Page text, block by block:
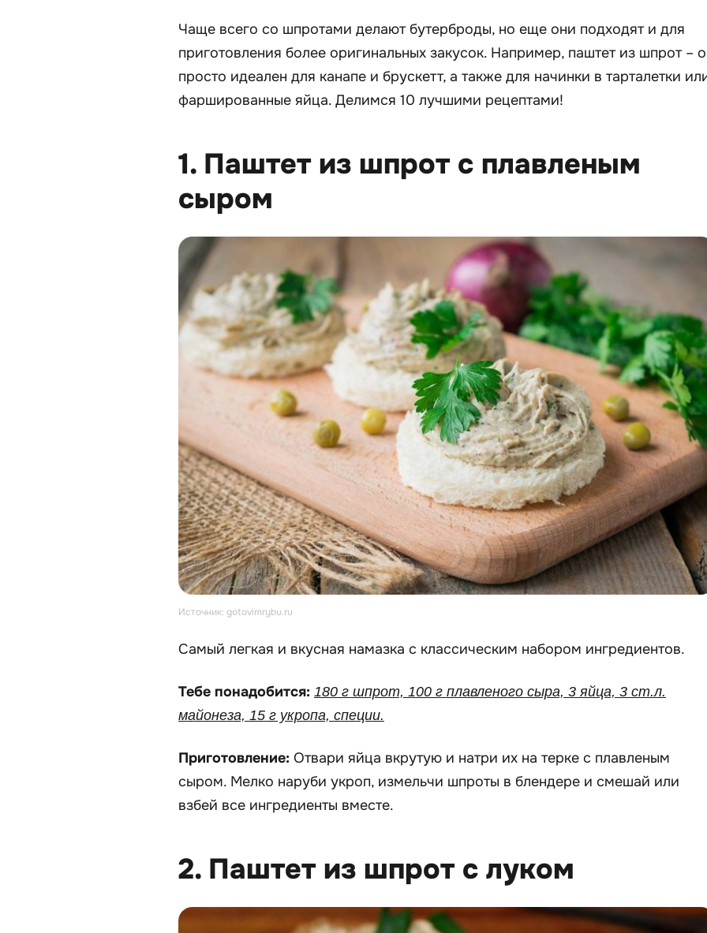
Чаще всего со шпротами делают бутерброды, но еще они подходят и для
приготовления более оригинальных закусок. Например, паштет из шпрот –
просто идеален для канапе и брускетт, а также для начинки в тарталетки
фаршированные яйца. Делимся 10 лучшими рецептами!
1. Паштет из шпрот с плавленым
сыром
Источник: gotovimrybu.ru
Самый легкая и вкусная намазка с классическим набором ингредиентов.
Тебе понадобится: 180 г шпрот, 100 г плавленого сыра, 3 яйца, 3 ст.л.
майонеза, 15 г укропа, специи.
Приготовление: Отвари яйца вкрутую и натри их на терке с плавленым
сыром. Мелко наруби укроп, измельчи шпроты в блендере и смешай или
взбей все ингредиенты вместе.
2. Паштет из шпрот с луком